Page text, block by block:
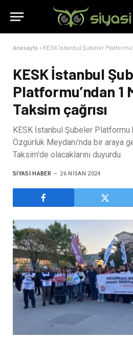
Anasayfa » KESK İstanbul Şubeler
KESK İstanbul
Platformu’ndan 1
Taksim çağrısı
KESK İstanbul Şubeler Platformu
Özgürlük Meydanı'nda bir araya
Taksim'de olacaklarını duyurdu.
SIYASI HABER 26 NISAN 2024